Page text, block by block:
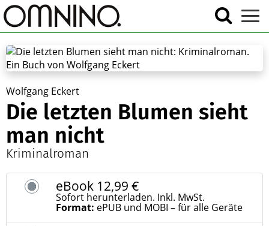
Wolfgang Eckert
Die letzten Blumen sieht
man nicht
Kriminalroman
eBook 12,99 €
Sofort herunterladen. Inkl. MwSt.
Format: ePUB und MOBI – für alle Geräte